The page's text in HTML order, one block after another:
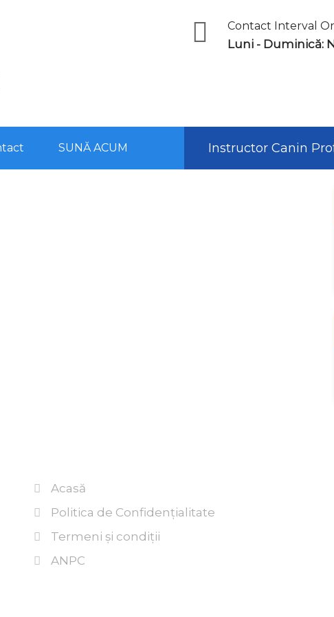
Contact Interval
Luni - Duminică:
SUNĂ ACUM Instructor Canin
Acasă
Politica de Confidențialitate
Termeni şi condiţii
ANPC